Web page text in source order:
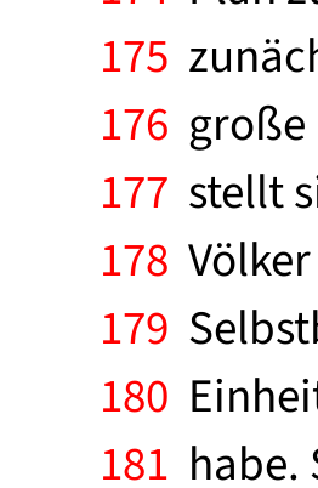
175
176
177 stellt
178
179
180
181 habe.